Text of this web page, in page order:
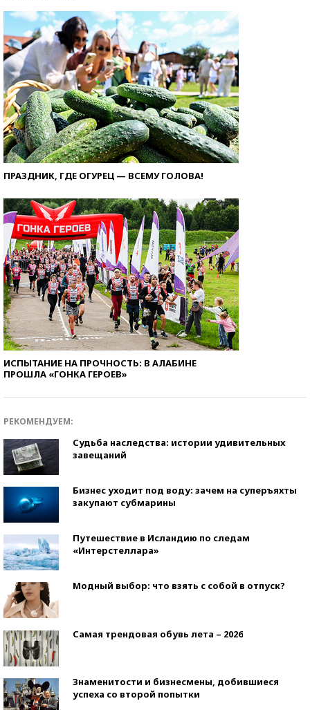
ПРАЗДНИК, ГДЕ ОГУРЕЦ — ВСЕМУ ГОЛОВА!
ИСПЫТАНИЕ НА ПРОЧНОСТЬ: В АЛАБИНЕ
ПРОШЛА «ГОНКА ГЕРОЕВ»
РЕКОМЕНДУЕМ:
Судьба наследства: истории удивительных
завещаний
Бизнес уходит под воду: зачем на суперъяхты
закупают субмарины
Путешествие в Исландию по следам
«Интерстеллара»
Модный выбор: что взять с собой в отпуск?
Самая трендовая обувь лета – 2026
Знаменитости и бизнесмены, добившиеся
успеха со второй попытки